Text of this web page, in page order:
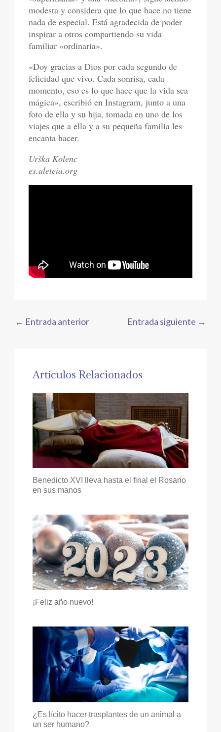
modesta y considera que lo que hace no tiene
nada de especial. Está agradecida de poder
inspirar a otros compartiendo su vida
familiar «ordinaria».
«Doy gracias a Dios por cada segundo de
felicidad que vivo. Cada sonrisa, cada
momento, eso es lo que hace que la vida sea
mágica», escribió en Instagram, junto a una
foto de ella y su hija, tomada en uno de los
viajes que a ella y a su pequeña familia les
encanta hacer.
Urška Kolenc
es.aleteia.org
← Entrada anterior Entrada siguiente →
Artículos Relacionados
Benedicto XVI lleva hasta el final el Rosario
en sus manos
¡Feliz año nuevo!
¿Es lícito hacer trasplantes de un animal a
un ser humano?